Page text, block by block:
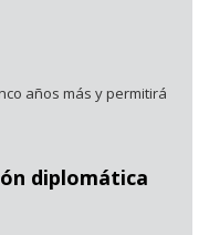
años más y permitirá
diplomática